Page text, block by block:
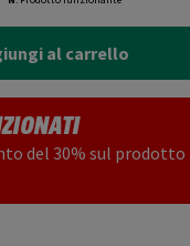
al carrello
del 30% sul prodotto